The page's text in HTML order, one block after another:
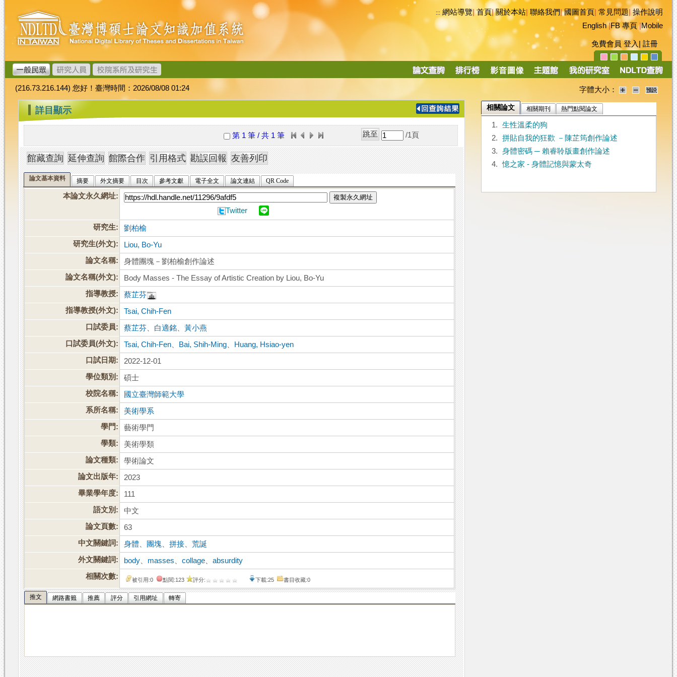
跳
到
主
要
內
容
臺
灣
博
碩
士
論
文
加
值
系
統
::: 網站導覽|首頁|關於本站 聯絡我們|國圖首頁 常見問題|操作說明
English|FB 專頁|Mobile
免費會員 登入 註冊
導
(216.73.216.144) 您好！臺灣時間：2026/08/08 01:24 字體大小：
::: 詳目顯示
第 1 筆 / 共 1 筆 /1 頁
論文基本資料 摘要 外文摘要 目次 參考文獻 電子全文 論文連結 QR Code
本論文永久網址: 複製永久網址
Twitter
研究生:
劉柏榆
研究生(外文):
Liou, Bo-Yu
論文名稱:
身體團塊－劉柏榆創作論述
論文名稱(外文):
Body Masses - The Essay of Artistic Creation by Liou, Bo-Yu
指導教授:
蔡芷芬
指導教授(外文):
Tsai, Chih-Fen
口試委員:
蔡芷芬 白適銘 、黃小燕
口試委員(外文):
Tsai, Chih-Fen Bai, Shih-Ming
Huang, Hsiao-yen
口試日期:
2022-12-01
學位類別:
碩士
校院名稱:
國立臺灣師範大學
系所名稱:
美術學系
學門:
藝術學門
學類:
美術學類
論文種類:
學術論文
論文出版年:
2023
畢業學年度:
111
語文別:
中文
論文頁數:
63
中文關鍵詞:
身體 團塊 、拼接 、荒誕
外文關鍵詞:
body masses 、collage 、absurdity
相關次數:
被引用:0 點閱:123 評分: 下載:25 書目收藏:0
推文 網路書籤 推薦 評分 引用網址 轉寄
相關論文 相關期刊 熱門點閱論文
1.
生性溫柔的狗
2.
拼貼自我的狂歡 －陳芷筠創作論述
3.
身體密碼 ─ 賴睿聆版畫創作論述
4. 憶之家 - 身體記憶與蒙太奇